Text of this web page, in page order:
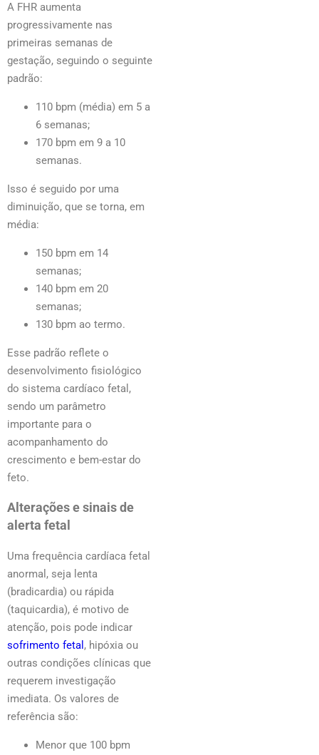
A FHR aumenta
progressivamente nas
primeiras semanas de
gestação, seguindo o seguinte
padrão:
110 bpm (média) em 5 a
6 semanas;
170 bpm em 9 a 10
semanas.
Isso é seguido por uma
diminuição, que se torna, em
média:
150 bpm em 14
semanas;
140 bpm em 20
semanas;
130 bpm ao termo.
Esse padrão reflete o
desenvolvimento fisiológico
do sistema cardíaco fetal,
sendo um parâmetro
importante para o
acompanhamento do
crescimento e bem-estar do
feto.
Alterações e sinais de
alerta fetal
Uma frequência cardíaca fetal
anormal, seja lenta
(bradicardia) ou rápida
(taquicardia), é motivo de
atenção, pois pode indicar
sofrimento fetal , hipóxia ou
outras condições clínicas que
requerem investigação
imediata. Os valores de
referência são:
Menor que 100 bpm